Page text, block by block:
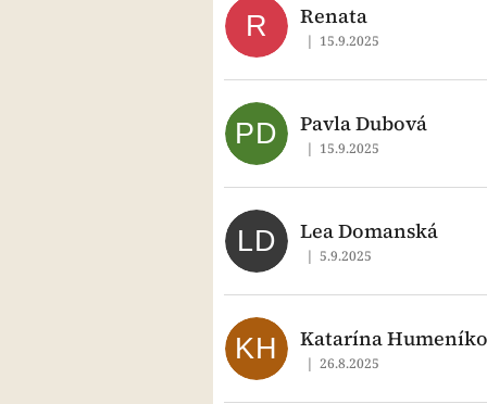
R Renata
Hodnocení obchodu je 5
| 15.9.2025
PD Pavla Dubová
Hodnocení obchodu je 5
| 15.9.2025
LD Lea Domanská
Hodnocení obchodu je 5
| 5.9.2025
KH Katarína
Hodnocení obchodu je 5
| 26.8.2025